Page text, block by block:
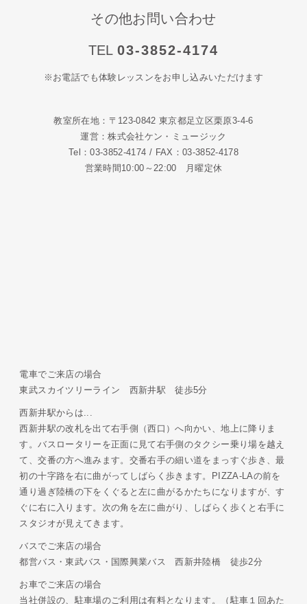
その他お問い合わせ
TEL03-3852-4174
※お電話でも体験レッスンをお申し込みいただけます
教室所在地：〒123-0842 東京都足立区栗原3-4-6
運営：株式会社ケン・ミュージック
Tel：03-3852-4174 / FAX：03-3852-4178
営業時間10:00～22:00 月曜定休
電車でご来店の場合
東武スカイツリーライン 西新井駅 徒歩5分
西新井駅からは...
西新井駅の改札を出て右手側（西口）へ向かい、地上に降りま
す。バスロータリーを正面に見て右手側のタクシー乗り場を越え
て、交番の方へ進みます。交番右手の細い道をまっすぐ歩き、最
初の十字路を右に曲がってしばらく歩きます。PIZZA-LAの前を
通り過ぎ陸橋の下をくぐると左に曲がるかたちになりますが、す
ぐに右に入ります。次の角を左に曲がり、しばらく歩くと右手に
スタジオが見えてきます。
バスでご来店の場合
都営バス・東武バス・国際興業バス 西新井陸橋 徒歩2分
お車でご来店の場合
当社併設の、駐車場のご利用は有料となります。（駐車１回あた